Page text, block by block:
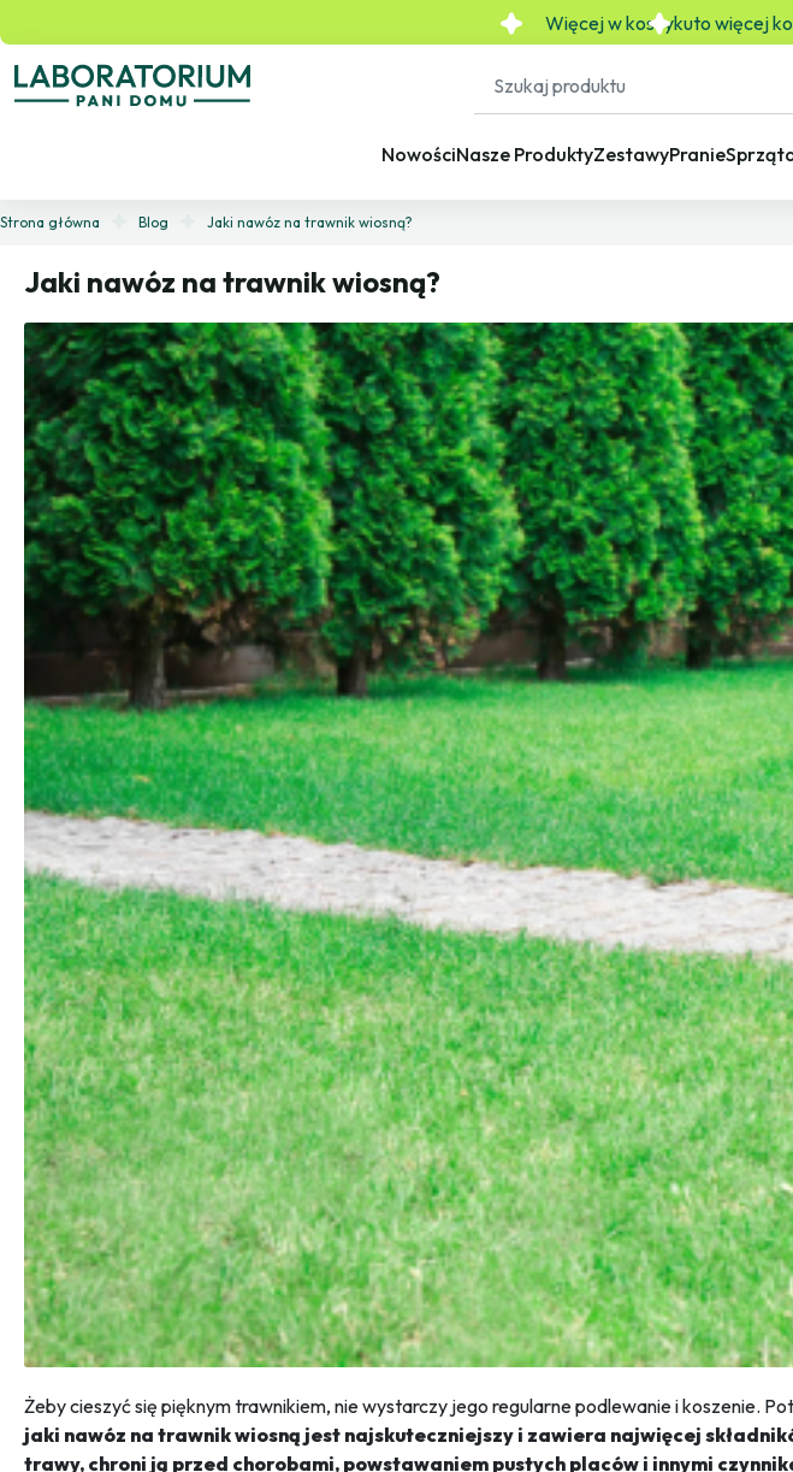
Więcej w koszykuto więcej
NowościNasze ProduktyZestawyPranie
Strona główna Blog Jaki nawóz na trawnik wiosną?
Jaki nawóz na trawnik wiosną?
Żeby cieszyć się pięknym trawnikiem, nie wystarczy jego regularne podlewanie i koszenie.
jaki nawóz na trawnik wiosną jest najskuteczniejszy i zawiera najwięcej
trawy, chroni ją przed chorobami, powstawaniem pustych placów i innymi